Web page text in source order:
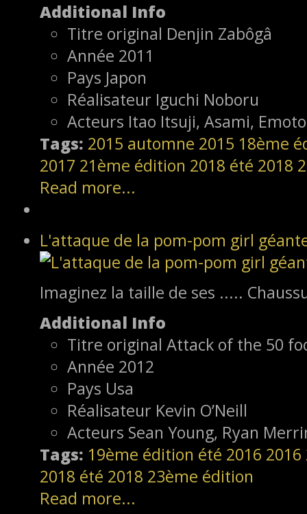
Additional Info
Titre original Denjin Zabôgâ
Année 2011
Pays Japon
Réalisateur Iguchi Noboru
Acteurs Itao Itsuji, Asami,
Tags: 2015 automne 2015 18ème
2017 21ème édition 2018 été 2018
Read more...
L'attaque de la pom-pom girl
Imaginez la taille de ses .....
Additional Info
Titre original Attack of the 50
Année 2012
Pays Usa
Réalisateur Kevin O’Neill
Acteurs Sean Young, Ryan
Tags: 19ème édition été 2016 2016
2018 été 2018 23ème édition
Read more...